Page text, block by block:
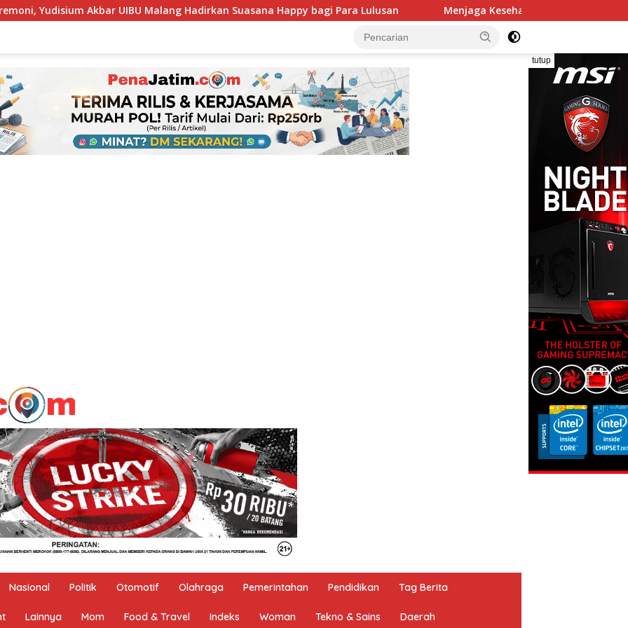
Malang Hadirkan Suasana Happy bagi Para Lulusan Menjaga Kesehatan Mental di Tengah Tekanan Hidup,
tutup
Nasional Politik Otomotif Olahraga Pemerintahan Pendidikan Tag Berita
Lainnya Mom Food & Travel Indeks Woman Tekno & Sains Daerah